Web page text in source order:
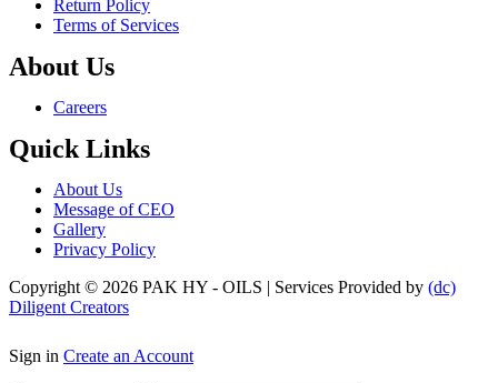
Return Policy
Terms of Services
About Us
Menu Careers
Quick Links
Menu
About Us
Message of CEO
Gallery
Privacy Policy
Copyright © 2026 PAK HY - OILS | Services Provided by (dc)
Diligent Creators
Sign in Create an Account